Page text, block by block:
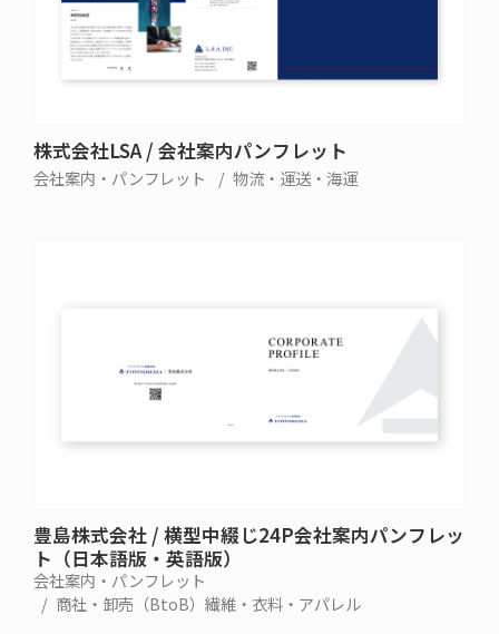
株式会社LSA / 会社案内パンフレット
会社案内・パンフレット 物流・運送・海運
豊島株式会社 / 横型中綴じ24P会社案内パンフレッ
ト（日本語版・英語版）
会社案内・パンフレット
商社・卸売（BtoB）繊維・衣料・アパレル